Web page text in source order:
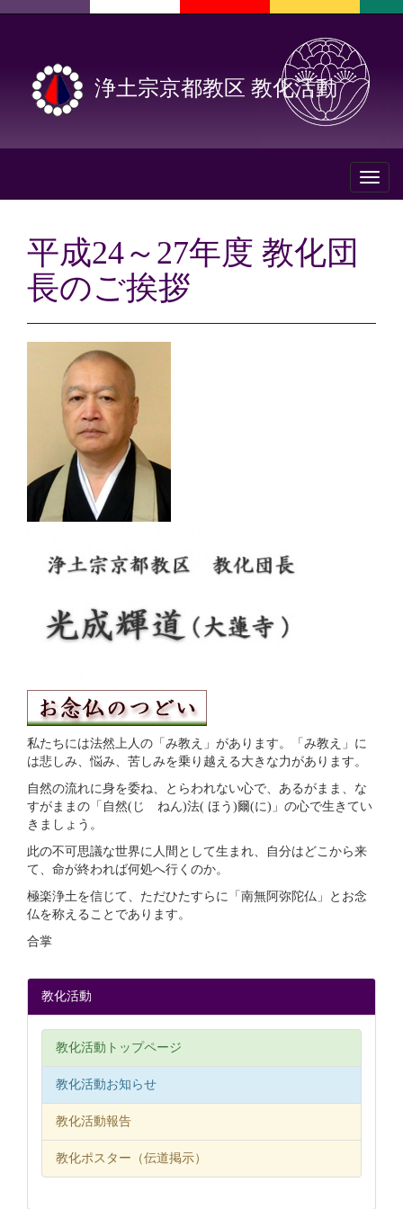
浄土宗京都教区 教化活動
Toggle
平成24～27年度 教化団
長のご挨拶
私たちには法然上人の「み教え」があります。「み教え」に
は悲しみ、悩み、苦しみを乗り越える大きな力があります。
自然の流れに身を委ね、とらわれない心で、あるがまま、な
すがままの「自然(じ ねん)法( ほう)爾(に)」の心で生きてい
きましょう。
此の不可思議な世界に人間として生まれ、自分はどこから来
て、命が終われば何処へ行くのか。
極楽浄土を信じて、ただひたすらに「南無阿弥陀仏」とお念
仏を称えることであります。
合掌
教化活動
教化活動トップページ
教化活動お知らせ
教化活動報告
教化ポスター（伝道掲示）